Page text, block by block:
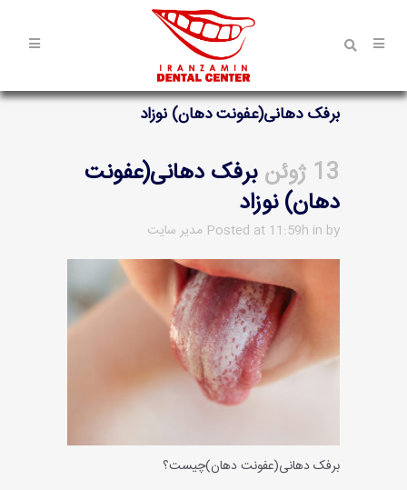
برفک دهانی(عفونت دهان) نوزاد
13 ژوئن
برفک دهانی(عفونت
دهان) نوزاد
Posted at 11:59h in by مدیر سایت
برفک دهانی(عفونت دهان)چیست؟